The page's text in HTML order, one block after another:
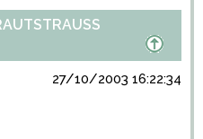
27/10/2003 16:22:34